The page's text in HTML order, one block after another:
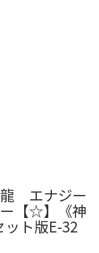
龍 エナジー
【☆】《神
ト版E-32